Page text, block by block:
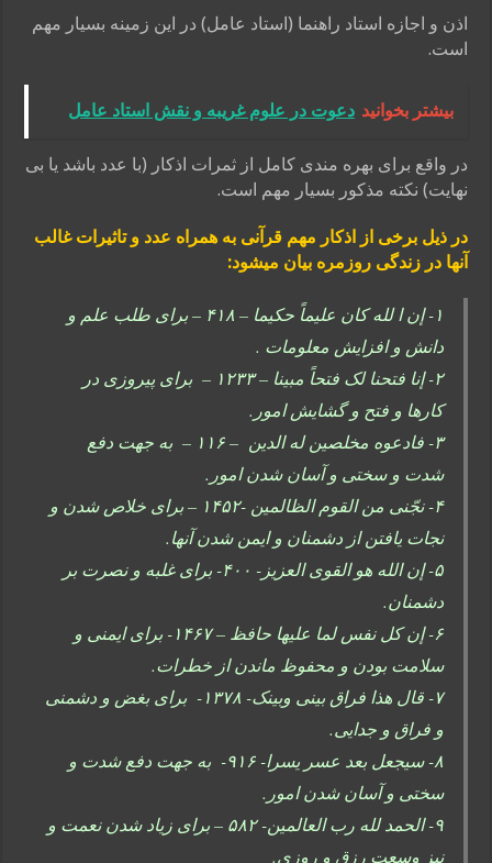
اذن و اجازه استاد راهنما (استاد عامل) در این زمینه بسیار مهم
است.
بیشتر بخوانید دعوت در علوم غریبه و نقش استاد عامل
در واقع برای بهره مندی کامل از ثمرات اذکار (با عدد باشد یا بی
نهایت) نکته مذکور بسیار مهم است.
در ذیل برخی از اذکار مهم قرآنی به همراه عدد و تاثیرات غالب
آنها در زندگی روزمره بیان میشود:
۱- إن ا لله کان علیماً حکیما – ۴۱۸ – برای طلب علم و
دانش و افزایش معلومات .
۲- إنا فتحنا لک فتحاً مبینا – ۱۲۳۳ – برای پیروزی در
کارها و فتح و گشایش امور.
۳- فادعوه مخلصین له الدین – ۱۱۶ – به جهت دفع
شدت و سختی و آسان شدن امور.
۴- نجّنی من القوم الظالمین -۱۴۵۲ – برای خلاص شدن و
نجات یافتن از دشمنان و ایمن شدن آنها.
۵- إن الله هو القوی العزیز- ۴۰۰- برای غلبه و نصرت بر
دشمنان.
۶- إن کل نفس لما علیها حافظ – ۱۴۶۷- برای ایمنی و
سلامت بودن و محفوظ ماندن از خطرات.
۷- قال هذا فراق بینی وبینک- ۱۳۷۸- برای بغض و دشمنی
و فراق و جدایی.
۸- سیجعل بعد عسر یسرا- ۹۱۶- به جهت دفع شدت و
سختی و آسان شدن امور.
۹- الحمد لله رب العالمین- ۵۸۲ – برای زیاد شدن نعمت و
نیز وسعت رزق و روزی.